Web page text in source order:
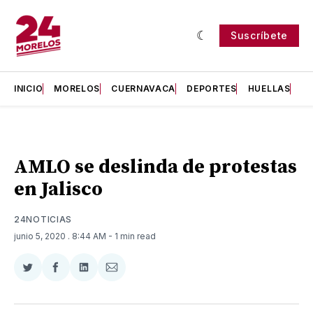
Suscríbete
INICIO MORELOS CUERNAVACA DEPORTES HUELLAS
AMLO se deslinda de protestas
en Jalisco
24NOTICIAS
junio 5, 2020 . 8:44 AM - 1 min read
Compartir
Twitter
Compartir
Facebook
Compartir
LinkedIn
Compartir
Email